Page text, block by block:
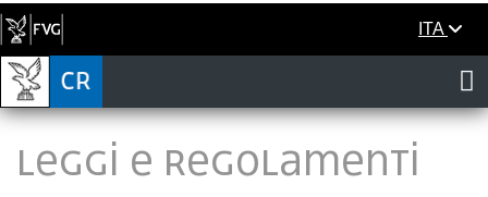
ITA
LEGGI E REGOLAMENTI